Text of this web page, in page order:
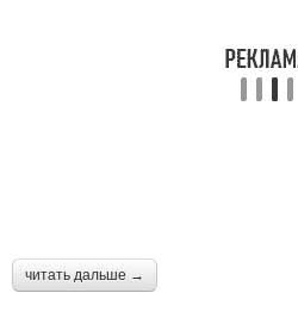
читать дальше →